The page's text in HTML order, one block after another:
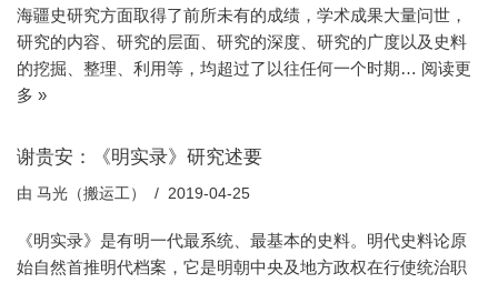
海疆史研究方面取得了前所未有的成绩，学术成果大量问世，
研究的内容、研究的层面、研究的深度、研究的广度以及史料
的挖掘、整理、利用等，均超过了以往任何一个时期… 阅读更
多 »
谢贵安：《明实录》研究述要
由 马光（搬运工） 2019-04-25
《明实录》是有明一代最系统、最基本的史料。明代史料论原
始自然首推明代档案，它是明朝中央及地方政权在行使统治职